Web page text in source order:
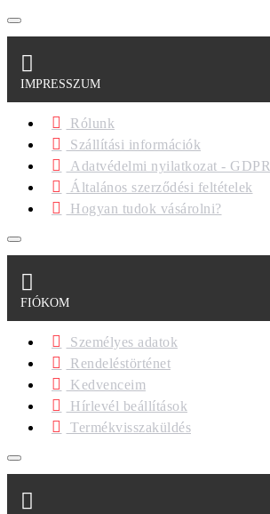
IMPRESSZUM
Rólunk
Szállítási információk
Adatvédelmi nyilatkozat - GDPR
Általános szerződési feltételek
Hogyan tudok vásárolni?
FIÓKOM
Személyes adatok
Rendeléstörténet
Kedvenceim
Hírlevél beállítások
Termékvisszaküldés